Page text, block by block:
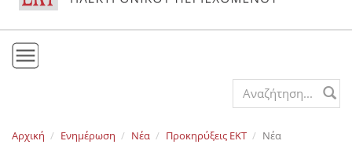
Εκδόσεις
Search form
Αρχική Ενημέρωση Νέα Προκηρύξεις EKT Νέα